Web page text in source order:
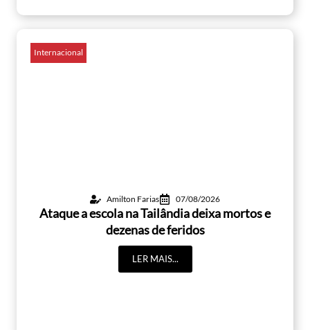
Internacional
Amilton Farias 07/08/2026
Ataque a escola na Tailândia deixa mortos e
dezenas de feridos
LER MAIS...